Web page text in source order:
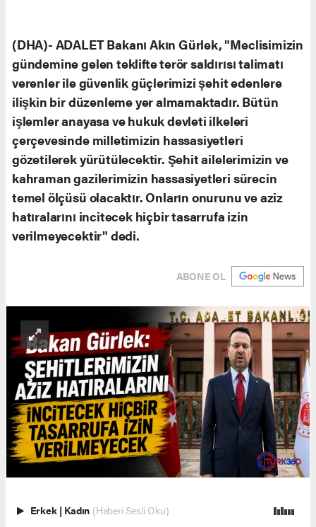
(DHA)- ADALET Bakanı Akın Gürlek, "Meclisimizin
gündemine gelen teklifte terör saldırısı talimatı
verenler ile güvenlik güçlerimizi şehit edenlere
ilişkin bir düzenleme yer almamaktadır. Bütün
işlemler anayasa ve hukuk devleti ilkeleri
çerçevesinde milletimizin hassasiyetleri
gözetilerek yürütülecektir. Şehit ailelerimizin ve
kahraman gazilerimizin hassasiyetleri sürecin
temel ölçüsü olacaktır. Onların onurunu ve aziz
hatıralarını incitecek hiçbir tasarrufa izin
verilmeyecektir" dedi.
ABONE OL
Erkek | Kadın (Haberi Sesli Oku)